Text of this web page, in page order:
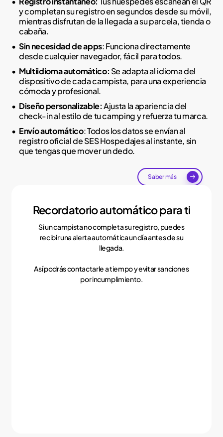
y completan su registro en segundos desde su móvil,
mientras disfrutan de la llegada a su parcela, tienda o
cabaña.
Sin necesidad de apps: Funciona directamente
desde cualquier navegador, fácil para todos.
Multiidioma automático: Se adapta al idioma del
dispositivo de cada campista, para una experiencia
cómoda y profesional.
Diseño personalizable:Ajusta la apariencia del
check-in al estilo de tu camping y refuerza tu marca.
Envío automático: Todos los datos se envían al
registro oficial de SES Hospedajes al instante, sin
que tengas que mover un dedo.
Saber más
Recordatorio automático para ti
Si un campista no completa su registro, puedes
recibir una alerta automática un día antes de su
llegada.
Así podrás contactarle a tiempo y evitar sanciones
por incumplimiento.